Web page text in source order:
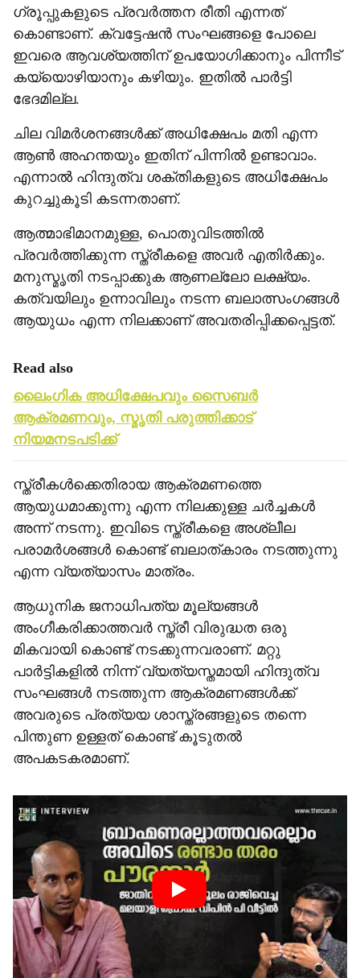
ഗ്രൂപ്പുകളുടെ പ്രവര്‍ത്തന രീതി എന്നത്
കൊണ്ടാണ്. ക്വട്ടേഷന്‍ സംഘങ്ങളെ പോലെ
ഇവരെ ആവശ്യത്തിന് ഉപയോഗിക്കാനും പിന്നീട്
കയ്യൊഴിയാനും കഴിയും. ഇതില്‍ പാര്‍ട്ടി
ഭേദമില്ല.
ചില വിമര്‍ശനങ്ങള്‍ക്ക് അധിക്ഷേപം മതി എന്ന
ആണ്‍ അഹന്തയും ഇതിന് പിന്നില്‍ ഉണ്ടാവാം.
എന്നാല്‍ ഹിന്ദുത്വ ശക്തികളുടെ അധിക്ഷേപം
കുറച്ചുകൂടി കടന്നതാണ്.
ആത്മാഭിമാനമുള്ള, പൊതുവിടത്തില്‍
പ്രവര്‍ത്തിക്കുന്ന സ്ത്രീകളെ അവര്‍ എതിര്‍ക്കും.
മനുസ്മൃതി നടപ്പാക്കുക ആണല്ലോ ലക്ഷ്യം.
കത്വയിലും ഉന്നാവിലും നടന്ന ബലാത്സംഗങ്ങള്‍
ആയുധം എന്ന നിലക്കാണ് അവതരിപ്പിക്കപ്പെട്ടത്.
Read also
ലൈംഗിക അധിക്ഷേപവും സൈബര്‍
ആക്രമണവും, സ്മൃതി പരുത്തിക്കാട്
നിയമനടപടിക്ക്
സ്ത്രീകള്‍ക്കെതിരായ ആക്രമണത്തെ
ആയുധമാക്കുന്നു എന്ന നിലക്കുള്ള ചര്‍ച്ചകള്‍
അന്ന് നടന്നു. ഇവിടെ സ്ത്രീകളെ അശ്ലീല
പരാമര്‍ശങ്ങള്‍ കൊണ്ട് ബലാത്കാരം നടത്തുന്നു
എന്ന വ്യത്യാസം മാത്രം.
ആധുനിക ജനാധിപത്യ മൂല്യങ്ങള്‍
അംഗീകരിക്കാത്തവര്‍ സ്ത്രീ വിരുദ്ധത ഒരു
മികവായി കൊണ്ട് നടക്കുന്നവരാണ്. മറ്റു
പാര്‍ട്ടികളില്‍ നിന്ന് വ്യത്യസ്തമായി ഹിന്ദുത്വ
സംഘങ്ങള്‍ നടത്തുന്ന ആക്രമണങ്ങള്‍ക്ക്
അവരുടെ പ്രത്യയ ശാസ്ത്രങ്ങളുടെ തന്നെ
പിന്തുണ ഉള്ളത് കൊണ്ട് കൂടുതല്‍
അപകടകരമാണ്.